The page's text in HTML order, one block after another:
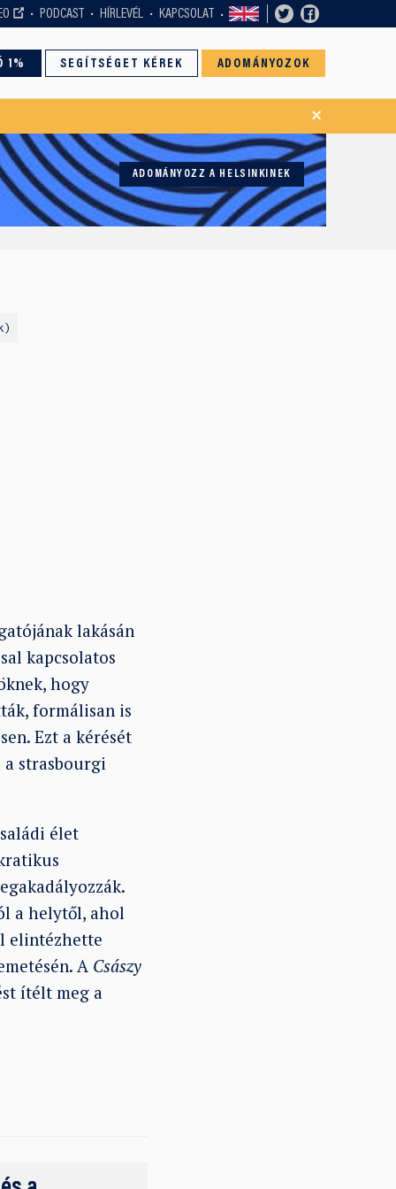
PODCAST HÍRLEVÉL KAPCSOLAT
1% SEGÍTSÉGET KÉREK ADOMÁNYOZOK
×
ADOMÁNYOZZ A HELSINKINEK
lakásán
kapcsolatos
hogy
formálisan is
Ezt a kérését
strasbourgi
élet
a helytől, ahol
elintézhette
A Császy
ítélt meg a